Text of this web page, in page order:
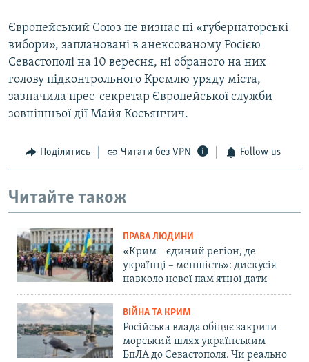
Європейський Союз не визнає ні «губернаторські
вибори», заплановані в анексованому Росією
Севастополі на 10 вересня, ні обраного на них
голову підконтрольного Кремлю уряду міста,
зазначила прес-секретар Європейської служби
зовнішньої дії Майя Косьянчич.
Поділитись Читати без VPN Follow us
Читайте також
ПРАВА ЛЮДИНИ
«Крим – єдиний регіон, де
українці – меншість»: дискусія
навколо нової пам'ятної дати
ВІЙНА ТА КРИМ
Російська влада обіцяє закрити
морський шлях українським
БпЛА до Севастополя. Чи реально